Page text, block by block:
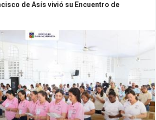
de Asís vivió su Encuentro de